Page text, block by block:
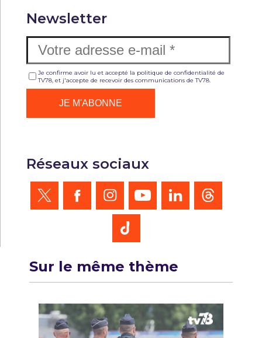
Newsletter
Je confirme avoir lu et accepté la politique de confidentialité de
TV78, et j'accepte de recevoir des communications de TV78.
Réseaux sociaux
Sur le même thème